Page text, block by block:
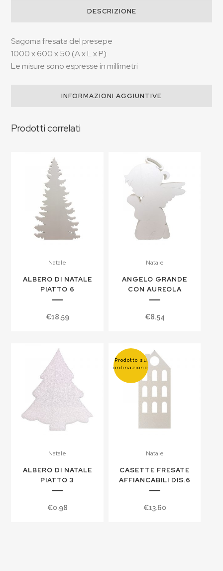
DESCRIZIONE
Sagoma fresata del presepe
1000 x 600 x 50 (A x L x P)
Le misure sono espresse in millimetri
INFORMAZIONI AGGIUNTIVE
Prodotti correlati
Natale
ALBERO DI NATALE
PIATTO 6
€18.59
Natale
ANGELO GRANDE
CON AUREOLA
€8.54
Natale
ALBERO DI NATALE
PIATTO 3
€0.98
Prodotto su
ordinazione
Natale
CASETTE FRESATE
AFFIANCABILI DIS.6
€13.60